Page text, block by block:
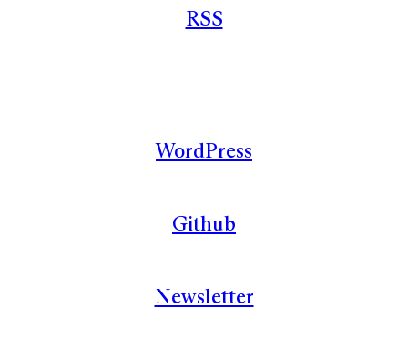
RSS
WordPress
Github
Newsletter